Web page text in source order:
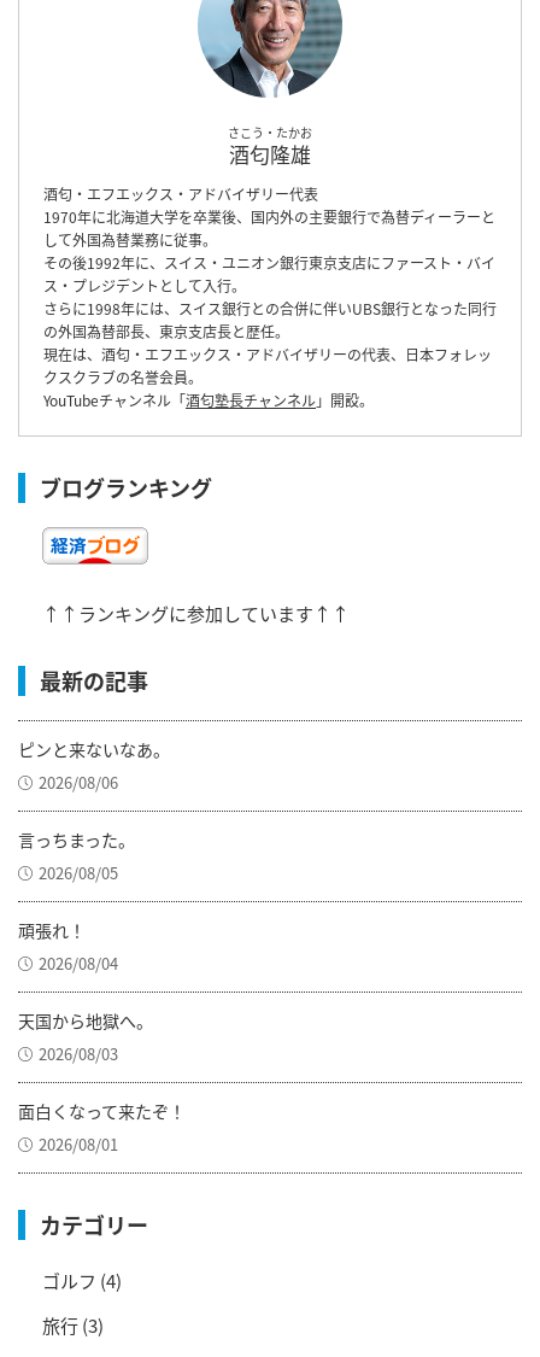
さこう・たかお
酒匂隆雄
酒匂・エフエックス・アドバイザリー代表
1970年に北海道大学を卒業後、国内外の主要銀行で為替ディーラーと
して外国為替業務に従事。
その後1992年に、スイス・ユニオン銀行東京支店にファースト・バイ
ス・プレジデントとして入行。
さらに1998年には、スイス銀行との合併に伴いUBS銀行となった同行
の外国為替部長、東京支店長と歴任。
現在は、酒匂・エフエックス・アドバイザリーの代表、日本フォレッ
クスクラブの名誉会員。
YouTubeチャンネル「酒匂塾長チャンネル」開設。
ブログランキング
↑↑ランキングに参加しています↑↑
最新の記事
ピンと来ないなあ。
2026/08/06
言っちまった。
2026/08/05
頑張れ！
2026/08/04
天国から地獄へ。
2026/08/03
面白くなって来たぞ！
2026/08/01
カテゴリー
ゴルフ (4)
旅行(3)